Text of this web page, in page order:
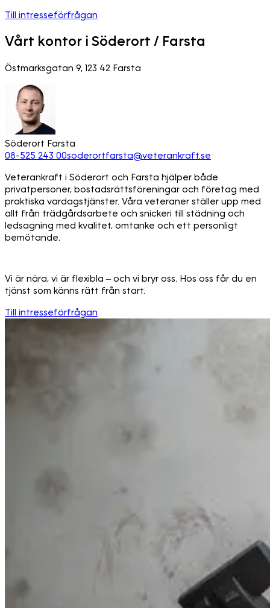
Till intresseförfrågan
Vårt kontor i Söderort / Farsta
Östmarksgatan 9, 123 42 Farsta
Söderort Farsta
08-525 243 00soderortfarsta@veterankraft.se
Veterankraft i Söderort och Farsta hjälper både
privatpersoner, bostadsrättsföreningar och företag med
praktiska vardagstjänster. Våra veteraner ställer upp med
allt från trädgårdsarbete och snickeri till städning och
ledsagning med kvalitet, omtanke och ett personligt
bemötande.
Vi är nära, vi är flexibla – och vi bryr oss. Hos oss får du en
tjänst som känns rätt från start.
Till intresseförfrågan